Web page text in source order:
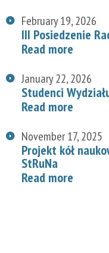
February 19, 2026
III Posiedzenie
Read more
January 22, 2026
Studenci
Read more
November 17, 2025
Projekt kół
StRuNa
Read more